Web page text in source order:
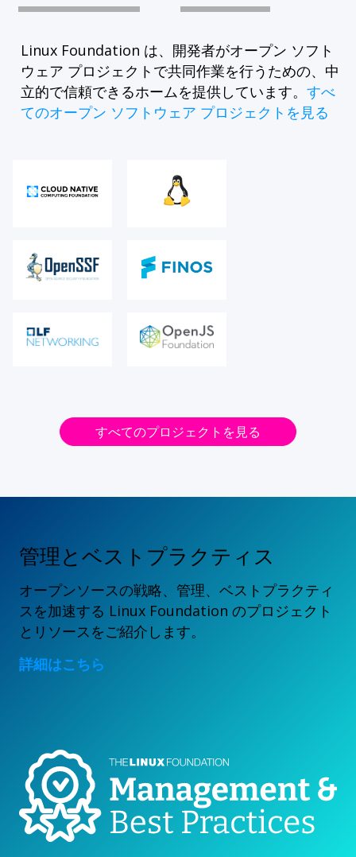
Linux Foundation は、開発者がオープン ソフト
ウェア プロジェクトで共同作業を行うための、中
立的で信頼できるホームを提供しています。 すべ
てのオープン ソフトウェア プロジェクトを見る
すべてのプロジェクトを見る
管理とベストプラクティス
オープンソースの戦略、管理、ベストプラクティ
スを加速する Linux Foundation のプロジェクト
とリソースをご紹介します。
詳細はこちら